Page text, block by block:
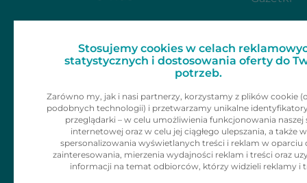
Stosujemy cookies w celach
statystycznych i dostosowania oferty do
potrzeb.
Zarówno my, jak i nasi partnerzy, korzystamy z plików cookie
podobnych technologii) i przetwarzamy unikalne
przeglądarki – w celu umożliwienia funkcjonowania naszej
internetowej oraz w celu jej ciągłego ulepszania, a także
spersonalizowania wyświetlanych treści i reklam w oparciu
zainteresowania, mierzenia wydajności reklam i treści oraz
informacji na temat odbiorców, którzy widzieli reklamy i
Kariera
Kontakt
Informacje dla
klienta
Polityka Cookies